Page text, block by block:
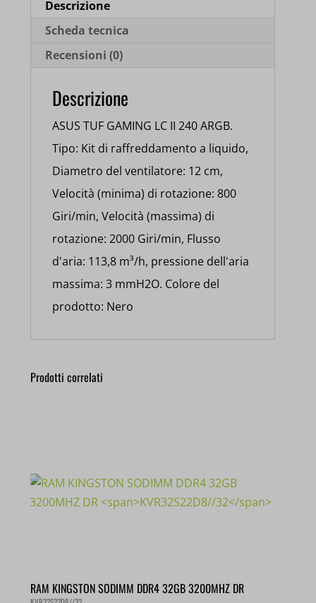
quantità
Scheda tecnica
Recensioni (0)
Descrizione
ASUS TUF GAMING LC II 240 ARGB.
Tipo: Kit di raffreddamento a liquido,
Diametro del ventilatore: 12 cm,
Velocità (minima) di rotazione: 800
Giri/min, Velocità (massima) di
rotazione: 2000 Giri/min, Flusso
d'aria: 113,8 m³/h, pressione dell'aria
massima: 3 mmH2O. Colore del
prodotto: Nero
Prodotti correlati
RAM KINGSTON SODIMM DDR4 32GB 3200MHZ DR
KVR32S22D8//32